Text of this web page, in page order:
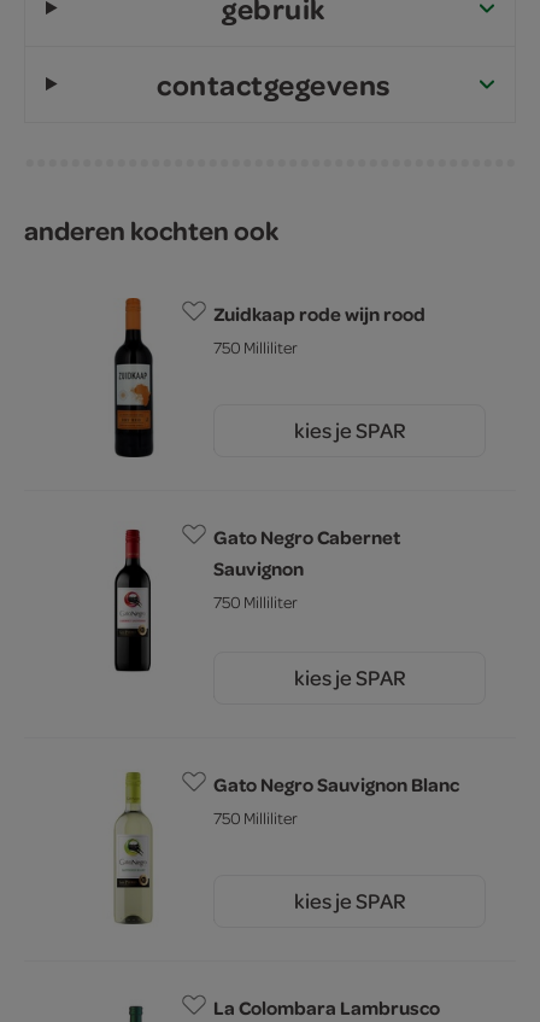
gebruik
contactgegevens
anderen kochten ook
Zuidkaap rode wijn rood
750 Milliliter
kies je SPAR
Gato Negro Cabernet
Sauvignon
750 Milliliter
kies je SPAR
Gato Negro Sauvignon Blanc
750 Milliliter
kies je SPAR
La Colombara Lambrusco